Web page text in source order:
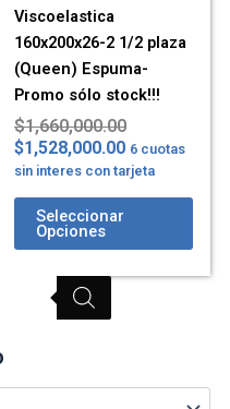
Viscoelastica
160x200x26-2 1/2 plaza
(Queen) Espuma-
Promo sólo stock!!!
$1,660,000.00
$1,528,000.00 6 cuotas
sin interes con tarjeta
Seleccionar
Opciones